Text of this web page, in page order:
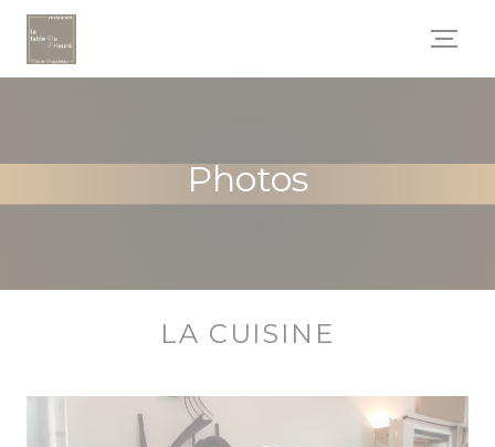
Personnalisation de vos choix en matière de cookies
Photos
LA CUISINE